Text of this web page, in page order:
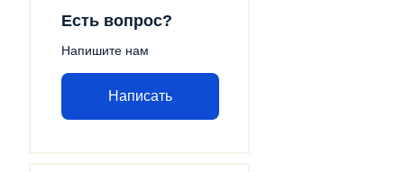
Есть вопрос?
Напишите нам
Написать